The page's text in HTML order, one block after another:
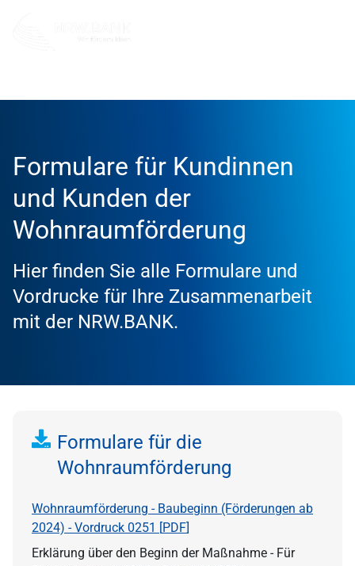
Formulare für Kundinnen
und Kunden der
Wohnraumförderung
Hier finden Sie alle Formulare und
Vordrucke für Ihre Zusammenarbeit
mit der NRW.BANK.
Formulare für die
Wohnraumförderung
Wohnraumförderung - Baubeginn (Förderungen ab
2024) - Vordruck 0251 [PDF]
Erklärung über den Beginn der Maßnahme - Für